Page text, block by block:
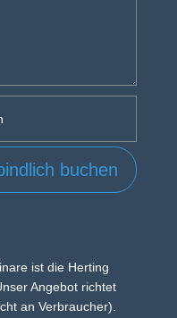
buchen
ist die Herting
Angebot richtet
an Verbraucher).